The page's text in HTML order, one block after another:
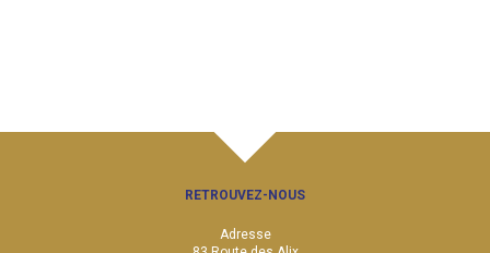
RETROUVEZ-NOUS
Adresse